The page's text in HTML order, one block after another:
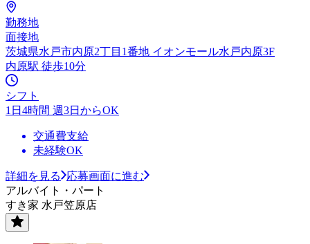
勤務地
面接地
茨城県水戸市内原2丁目1番地 イオンモール水戸内原3F
内原駅 徒歩10分
シフト
1日4時間 週3日からOK
交通費支給
未経験OK
詳細を見る
応募画面に進む
アルバイト・パート
すき家 水戸笠原店